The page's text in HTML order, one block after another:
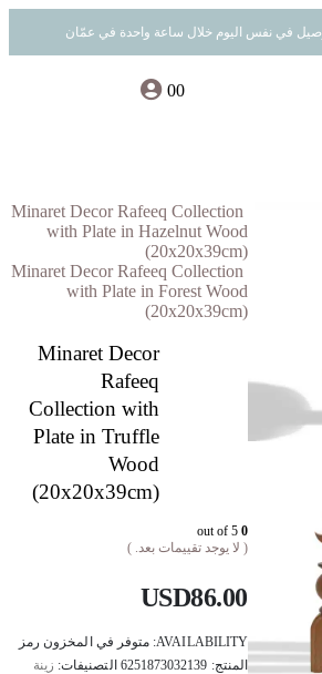
في نفس اليوم خلال ساعة واحدة في عمّان
00
Minaret Decor Rafeeq Collection
with Plate in Hazelnut Wood
(20x20x39cm)
Minaret Decor Rafeeq Collection
with Plate in Forest Wood
(20x20x39cm)
Minaret Decor
Rafeeq
Collection with
Plate in Truffle
Wood
(20x20x39cm)
0
( لا يوجد تقييمات بعد. )
USD86.00
AVAILABILITY: متوفر في المخزون رمز
المنتج: 6251873032139 التصنيفات: زينة